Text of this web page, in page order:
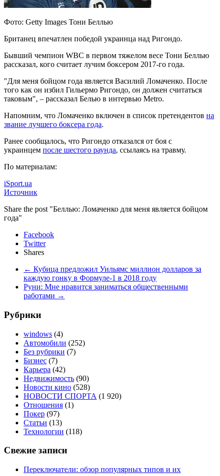
Фото: Getty Images Тони Беллью
Британец впечатлен победой украинца над Ригондо.
Бывший чемпион WBC в первом тяжелом весе Тони Беллью
рассказал, кого считает лучим боксером 2017-го года.
"Для меня бойцом года является Василий Ломаченко. После
того как он избил Гильермо Ригондо, он должен считаться
таковым", – рассказал Белью в интервью Metro.
Напомним, что Ломаченко включен в список претендентов на
звание лучшего боксера года.
Ранее сообщалось, что Ригондо отказался от боя с
украинцем после шестого раунда, ссылаясь на травму.
По материалам:
iSport.ua
Источник
Share the post "Беллью: Ломаченко для меня является бойцом
года"
Facebook
Twitter
Shares
← Кубица предложил Уильямс миллион долларов за
каждую гонку в Формуле-1 в 2018 году
Руни: Мне нравится заниматься общественными
работами →
Рубрики
windows (4)
Автомобили (252)
Без рубрики (7)
Бизнес (7)
Карьера (42)
Недвижимость (90)
Новости кино (528)
НОВОСТИ СПОРТА (1 920)
Отношения (1)
Покер (97)
Статьи (13)
Технологии (118)
Свежие записи
Переключатели: обзор популярных типов и их